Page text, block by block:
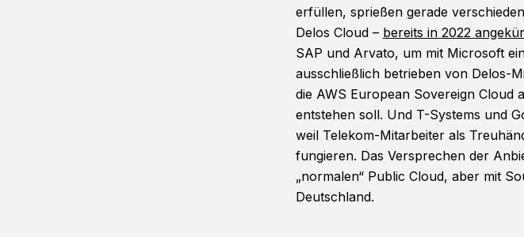
erfüllen, sprießen gerade
Delos Cloud – bereits in 2022
SAP und Arvato, um mit Microsoft
ausschließlich betrieben von Delos-
die AWS European Sovereign Cloud
entstehen soll. Und T-Systems und
weil Telekom-Mitarbeiter als
fungieren. Das Versprechen der
„normalen“ Public Cloud, aber mit
Deutschland.